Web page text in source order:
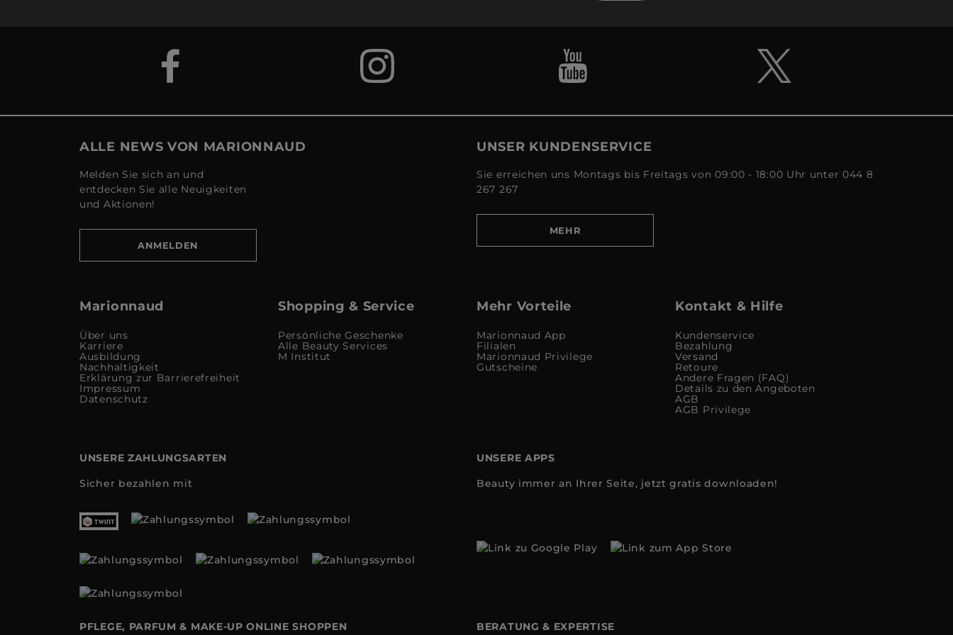
ALLE NEWS VON MARIONNAUD
Melden Sie sich an und
entdecken Sie alle Neuigkeiten
und Aktionen!
ANMELDEN
UNSER KUNDENSERVICE
Sie erreichen uns Montags bis Freitags von 09:00 - 18:00 Uhr unter 044 8
267 267
MEHR
Marionnaud
Über uns
Karriere
Ausbildung
Nachhaltigkeit
Erklärung zur Barrierefreiheit
Impressum
Datenschutz
Shopping & Service
Persönliche Geschenke
Alle Beauty Services
M Institut
Mehr Vorteile
Marionnaud App
Filialen
Marionnaud Privilege
Gutscheine
Kontakt & Hilfe
Kundenservice
Bezahlung
Versand
Retoure
Andere Fragen (FAQ)
Details zu den Angeboten
AGB
AGB Privilege
UNSERE ZAHLUNGSARTEN
Sicher bezahlen mit
UNSERE APPS
Beauty immer an Ihrer Seite, jetzt gratis downloaden!
PFLEGE, PARFUM & MAKE-UP ONLINE SHOPPEN BERATUNG & EXPERTISE